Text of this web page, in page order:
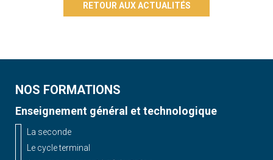
RETOUR AUX ACTUALITÉS
NOS FORMATIONS
Enseignement général et technologique
La seconde
Le cycle terminal